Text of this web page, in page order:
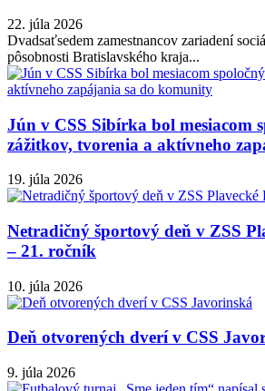
22. júla 2026
Dvadsaťsedem zamestnancov zariadení
pôsobnosti Bratislavského kraja...
Jún v CSS Sibírka bol mesiacom
zážitkov, tvorenia a aktívneho
19. júla 2026
Netradičný športový deň v ZSS
– 21. ročník
10. júla 2026
Deň otvorených dverí v CSS
9. júla 2026